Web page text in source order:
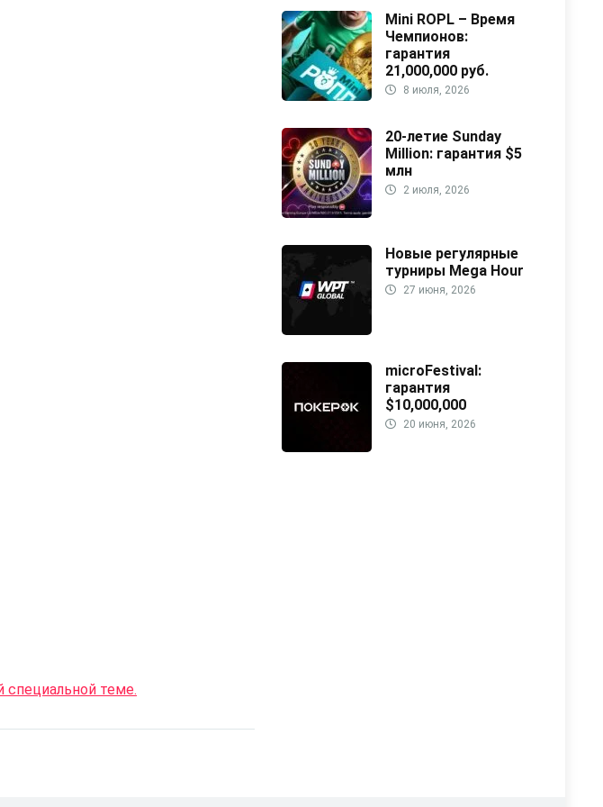
специальной теме.
Mini ROPL – Время
Чемпионов:
гарантия
21,000,000 руб.
8 июля, 2026
20-летие Sunday
Million: гарантия $5
млн
2 июля, 2026
Новые регулярные
турниры Mega Hour
27 июня, 2026
microFestival:
гарантия
$10,000,000
20 июня, 2026